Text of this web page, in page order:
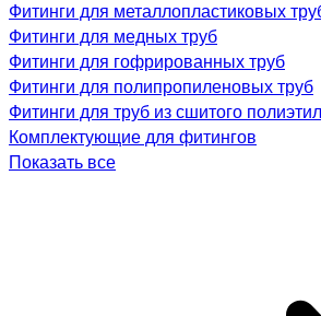
Фитинги для металлопластиковых
Фитинги для медных труб
Фитинги для гофрированных труб
Фитинги для полипропиленовых труб
Фитинги для труб из сшитого
Комплектующие для фитингов
Показать все